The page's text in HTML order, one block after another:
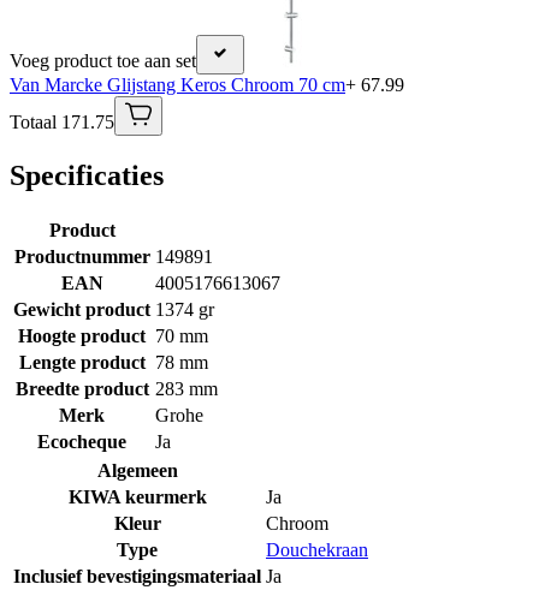
Voeg product toe aan set
Van Marcke Glijstang Keros Chroom 70 cm+ 67.99
Totaal 171.75
Specificaties
Product
Productnummer 149891
EAN
4005176613067
Gewicht product 1374 gr
Hoogte product 70 mm
Lengte product 78 mm
Breedte product 283 mm
Merk
Grohe
Ecocheque
Ja
Algemeen
KIWA keurmerk
Ja
Kleur
Chroom
Type
Douchekraan
Inclusief bevestigingsmateriaal Ja